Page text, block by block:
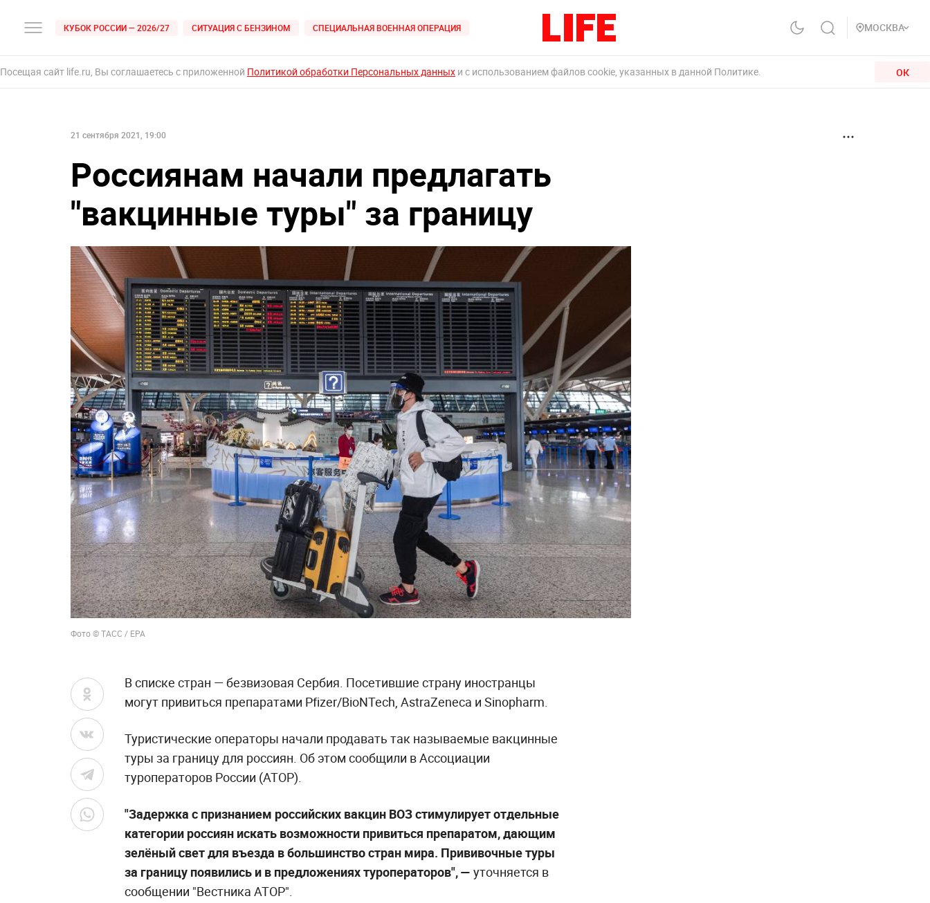
КУБОК РОССИИ — 2026/27 СИТУАЦИЯ С БЕНЗИНОМ СПЕЦИАЛЬНАЯ ВОЕННАЯ ОПЕРАЦИЯ МОСКВА
Посещая сайт life.ru, Вы соглашаетесь с приложенной Политикой обработки Персональных данных и с использованием файлов cookie, указанных в данной Политике. ОК
21 сентября 2021, 19:00
Россиянам начали предлагать
"вакцинные туры" за границу
Фото © ТАСС / EPA
В списке стран — безвизовая Сербия. Посетившие страну иностранцы
могут привиться препаратами Pfizer/BioNTech, AstraZeneca и Sinopharm.
Туристические операторы начали продавать так называемые вакцинные
туры за границу для россиян. Об этом сообщили в Ассоциации
туроператоров России (АТОР).
"Задержка с признанием российских вакцин ВОЗ стимулирует отдельные
категории россиян искать возможности привиться препаратом, дающим
зелёный свет для въезда в большинство стран мира. Прививочные туры
за границу появились и в предложениях туроператоров", — уточняется в
сообщении "Вестника АТОР".